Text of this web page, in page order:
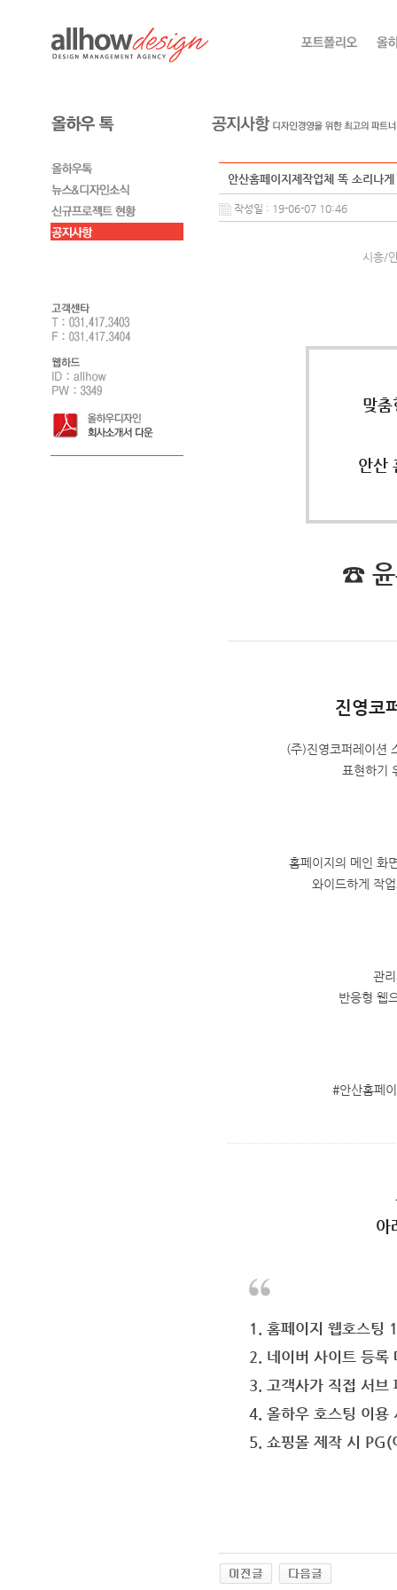
안산홈페이지제작업체 똑 소리나
작성일 : 19-06-07 10:46
시흥/
맞
안산
☎ 윤
진영코
(주)진영코퍼레이션
표현하기
홈페이지의 메인 화
와이드하게 작
관
반응형 웹
#안산홈페
아
1. 홈페이지 웹호스팅
2. 네이버 사이트 등록
3. 고객사가 직접 서브
4. 올하우 호스팅 이용
5. 쇼핑몰 제작 시